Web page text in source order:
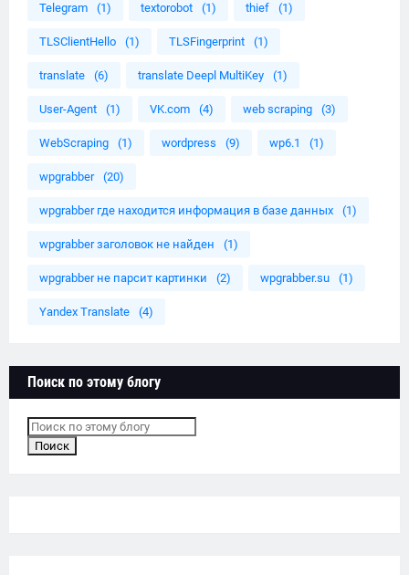
Telegram (1) textorobot (1) thief (1)
TLSClientHello (1) TLSFingerprint (1)
translate (6) translate Deepl MultiKey (1)
User-Agent (1) VK.com (4) web scraping (3)
WebScraping (1) wordpress (9) wp6.1 (1)
wpgrabber (20)
wpgrabber где находится информация в базе данных (1)
wpgrabber заголовок не найден (1)
wpgrabber не парсит картинки (2) wpgrabber.su (1)
Yandex Translate (4)
Поиск по этому блогу